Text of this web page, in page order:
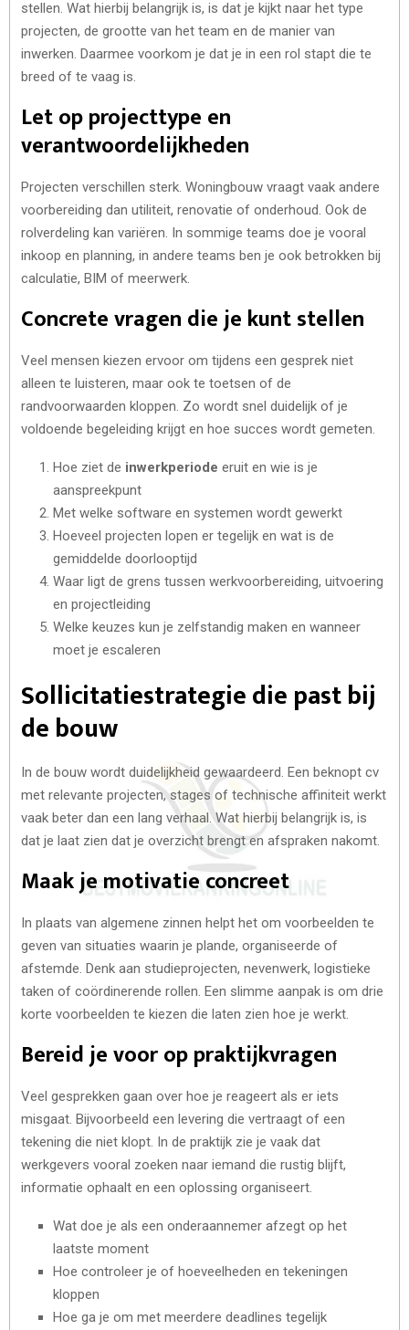
stellen. Wat hierbij belangrijk is, is dat je kijkt naar het type
projecten, de grootte van het team en de manier van
inwerken. Daarmee voorkom je dat je in een rol stapt die te
breed of te vaag is.
Let op projecttype en
verantwoordelijkheden
Projecten verschillen sterk. Woningbouw vraagt vaak andere
voorbereiding dan utiliteit, renovatie of onderhoud. Ook de
rolverdeling kan variëren. In sommige teams doe je vooral
inkoop en planning, in andere teams ben je ook betrokken bij
calculatie, BIM of meerwerk.
Concrete vragen die je kunt stellen
Veel mensen kiezen ervoor om tijdens een gesprek niet
alleen te luisteren, maar ook te toetsen of de
randvoorwaarden kloppen. Zo wordt snel duidelijk of je
voldoende begeleiding krijgt en hoe succes wordt gemeten.
Hoe ziet de inwerkperiode eruit en wie is je
aanspreekpunt
Met welke software en systemen wordt gewerkt
Hoeveel projecten lopen er tegelijk en wat is de
gemiddelde doorlooptijd
Waar ligt de grens tussen werkvoorbereiding, uitvoering
en projectleiding
Welke keuzes kun je zelfstandig maken en wanneer
moet je escaleren
Sollicitatiestrategie die past bij
de bouw
In de bouw wordt duidelijkheid gewaardeerd. Een beknopt cv
met relevante projecten, stages of technische affiniteit werkt
vaak beter dan een lang verhaal. Wat hierbij belangrijk is, is
dat je laat zien dat je overzicht brengt en afspraken nakomt.
Maak je motivatie concreet
In plaats van algemene zinnen helpt het om voorbeelden te
geven van situaties waarin je plande, organiseerde of
afstemde. Denk aan studieprojecten, nevenwerk, logistieke
taken of coördinerende rollen. Een slimme aanpak is om drie
korte voorbeelden te kiezen die laten zien hoe je werkt.
Bereid je voor op praktijkvragen
Veel gesprekken gaan over hoe je reageert als er iets
misgaat. Bijvoorbeeld een levering die vertraagt of een
tekening die niet klopt. In de praktijk zie je vaak dat
werkgevers vooral zoeken naar iemand die rustig blijft,
informatie ophaalt en een oplossing organiseert.
Wat doe je als een onderaannemer afzegt op het
laatste moment
Hoe controleer je of hoeveelheden en tekeningen
kloppen
Hoe ga je om met meerdere deadlines tegelijk